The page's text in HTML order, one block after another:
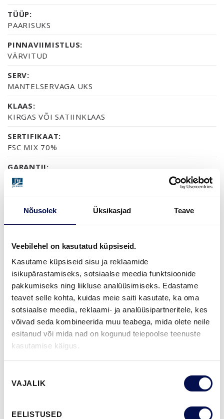
Nõusolek Üksikasjad Teave
Veebilehel on kasutatud küpsiseid.
Kasutame küpsiseid sisu ja reklaamide
isikupärastamiseks, sotsiaalse meedia funktsioonide
pakkumiseks ning liikluse analüüsimiseks. Edastame
teavet selle kohta, kuidas meie saiti kasutate, ka oma
sotsiaalse meedia, reklaami- ja analüüsipartneritele, kes
võivad seda kombineerida muu teabega, mida olete neile
esitanud või mida nad on kogunud teiepoolse teenuste
kasutamise käigus.
valik
VAJALIK
EELISTUSED
TÜÜP:
PAARISUKS
PINNAVIIMISTLUS:
VÄRVITUD
SERV:
MANTELSERVAGA UKS
KLAAS:
KIRGAS VÕI SATIINKLAAS
SERTIFIKAAT:
FSC MIX 70%
GARANTII:
2-AASTANE TOOTEGARANTII
VIIMISTLUS (1)
MÕÕDUD
LEIA EDASIMÜÜJA
VAATA
Võta meiega
ühendust